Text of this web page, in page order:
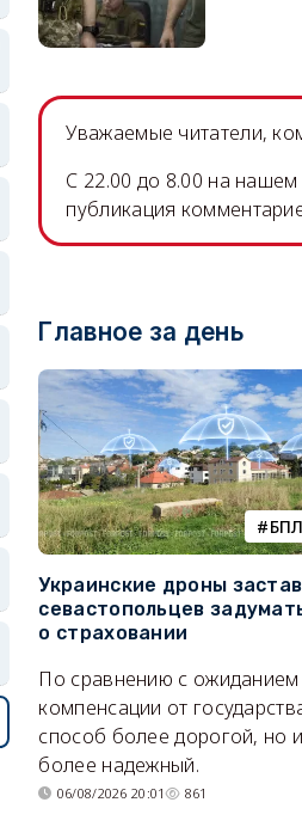
Уважаемые читатели,
C 22.00 до 8.00 на
публикация
Главное за день
Украинские дроны
севастопольцев
о страховании
По сравнению с ожиданием
компенсации от
способ более дорогой, но и
более надежный.
06/08/2026 20:01 861